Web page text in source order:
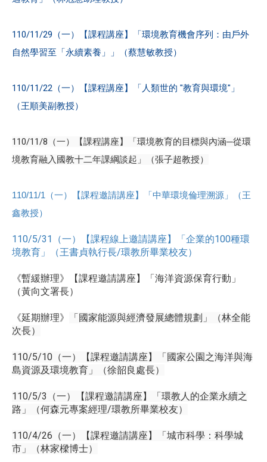
110/11/29（一）【課程講座】「環境教育機會序列：由戶外
自然學習至「永續素養」」（蔡慧敏教授）
110/11/22（一）【課程講座】「人類世的 "教育與環境"」
（王順美副教授）
110/11/8（一）【課程講座】「環境教育的目標與內涵─從環
境教育融入國教十二年課綱談起」（張子超教授）
110/11/1（一）【課程邀請講座】「中華環境倫理溯源」（王
鑫教授）
110/5/31（一）【課程線上邀請講座】「企業的100種環
境教育」（王書貞執行長/環教所畢業校友）
《暫緩辦理》【課程邀請講座】「海洋資源保育行動」
（黃向文署長）
《延期辦理》
「國家能源與經濟發展總體規劃」（林全能
次長）
110/5/10（一）【課程邀請講座】「國家公園之海洋與海
島資源及環境教育」（徐韶良處長）
110/5/3（一）【課程邀請講座】「環教人的企業永續之
路」（何森元專案經理/環教所畢業校友）
110/4/26（一）【課程邀請講座】「城市科學：科學城
市」（林家樑博士）